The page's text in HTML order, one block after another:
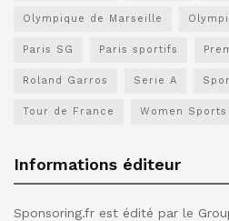
Olympique de Marseille
Paris SG Paris sportifs
Roland Garros Serie A
Tour de France Women Sports
Informations éditeur
Sponsoring.fr est édité par le